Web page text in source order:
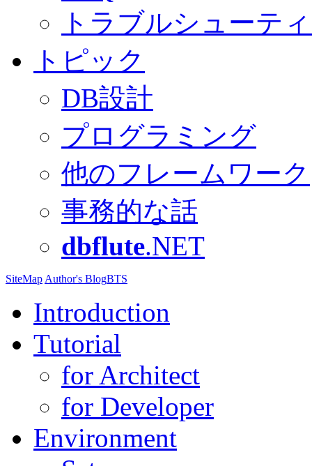
トラブルシューテ
トピック
DB設計
プログラミング
他のフレームワーク
事務的な話
dbflute.NET
SiteMap Author's BlogBTS
Introduction
Tutorial
for Architect
for Developer
Environment